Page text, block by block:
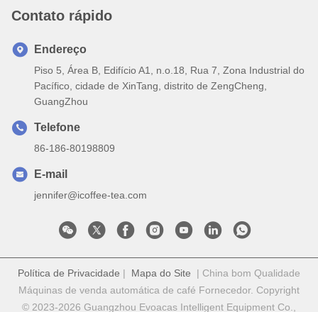
Contato rápido
Endereço
Piso 5, Área B, Edifício A1, n.o.18, Rua 7, Zona Industrial do
Pacífico, cidade de XinTang, distrito de ZengCheng,
GuangZhou
Telefone
86-186-80198809
E-mail
jennifer@icoffee-tea.com
Política de Privacidade | Mapa do Site | China bom Qualidade
Máquinas de venda automática de café Fornecedor. Copyright
© 2023-2026 Guangzhou Evoacas Intelligent Equipment Co.,